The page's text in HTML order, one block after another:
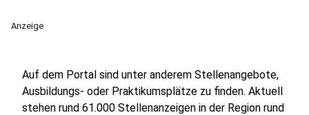
Anzeige
Auf dem Portal sind unter anderem Stellenangebote,
Ausbildungs- oder Praktikumsplätze zu finden. Aktuell
stehen rund 61.000 Stellenanzeigen in der Region rund